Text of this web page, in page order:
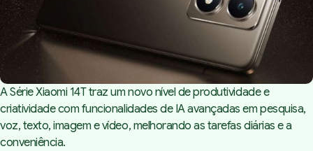
A Série Xiaomi 14T traz um novo nível de produtividade e
criatividade com funcionalidades de IA avançadas em pesquisa,
voz, texto, imagem e vídeo, melhorando as tarefas diárias e a
conveniência.